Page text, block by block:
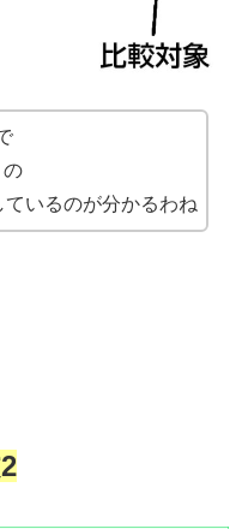
の
いるのが分かるわね